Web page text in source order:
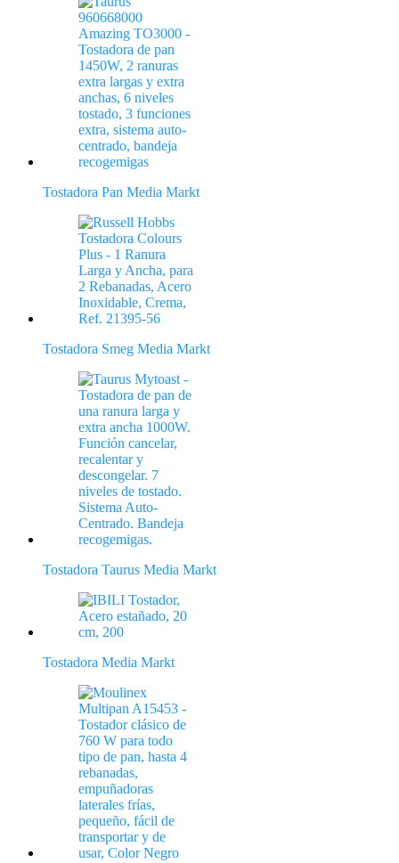
Tostadora Pan Media Markt
Tostadora Smeg Media Markt
Tostadora Taurus Media Markt
Tostadora Media Markt